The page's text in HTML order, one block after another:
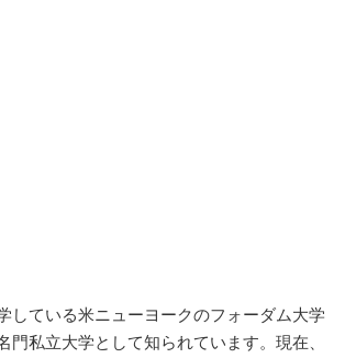
している米ニューヨークのフォーダム大学
門私立大学として知られています。現在、